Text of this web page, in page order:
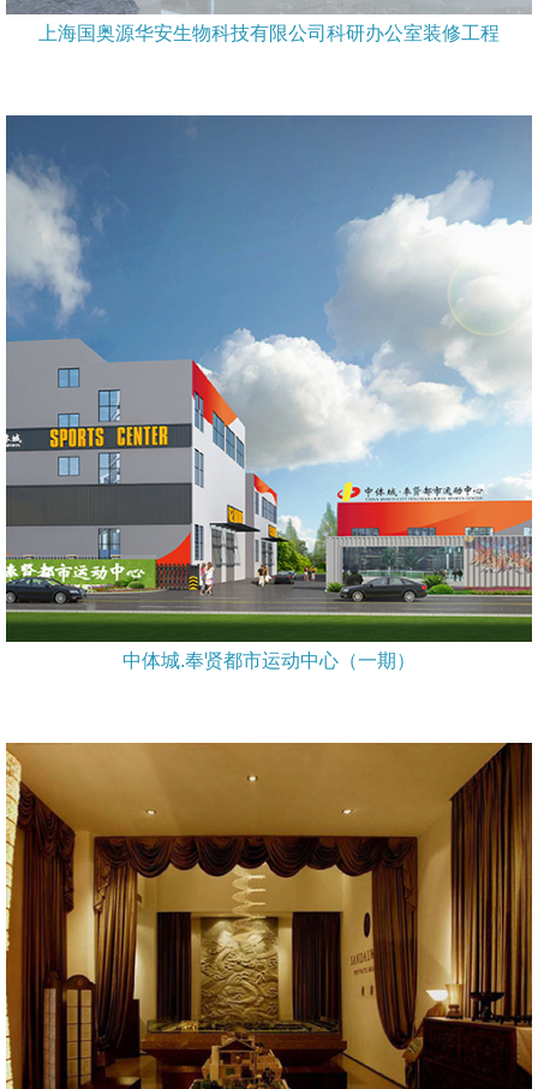
上海国奥源华安生物科技有限公司科研办公室装修工程
中体城.奉贤都市运动中心（一期）